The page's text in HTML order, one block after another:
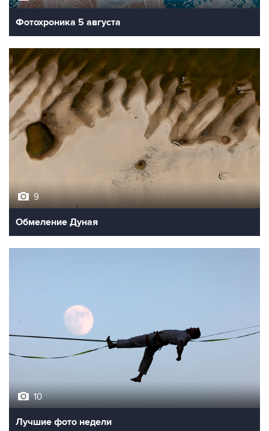
Фотохроника 5 августа
9
Обмеление Дуная
10
Лучшие фото недели